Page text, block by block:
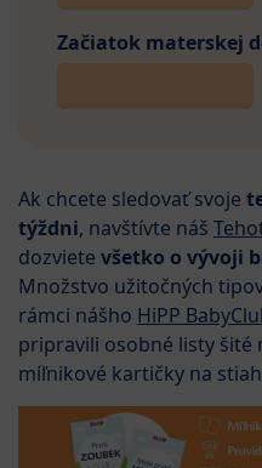
Začiatok materskej
Ak chcete sledovať svoje
týždni, navštívte náš
dozviete všetko o vývoji
Množstvo užitočných
rámci nášho HiPP
pripravili osobné listy šité
míľnikové kartičky na